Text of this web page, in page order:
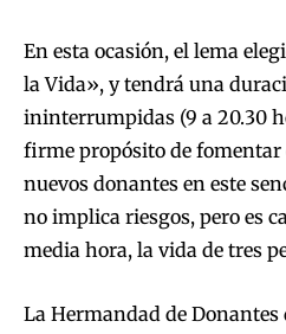
En esta ocasión, el lema
la Vida», y tendrá una
ininterrumpidas (9 a 20.30
firme propósito de fomentar
nuevos donantes en este
no implica riesgos, pero es
media hora, la vida de tres
La Hermandad de Donantes